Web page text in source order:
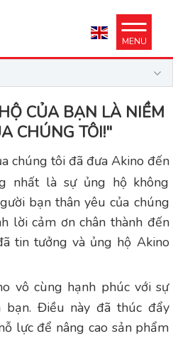
MENU
CỦA BẠN LÀ NIỀM
CHÚNG TÔI!"
chúng tôi đã đưa Akino đến
nhất là sự ủng hộ không
bạn thân yêu của chúng
lời cảm ơn chân thành đến
tin tưởng và ủng hộ Akino
vô cùng hạnh phúc với sự
bạn. Điều này đã thúc đẩy
lực để nâng cao sản phẩm